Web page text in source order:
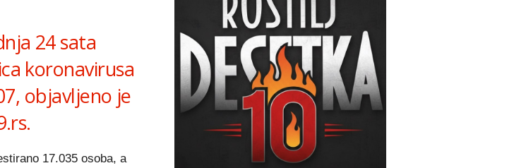
24 sata
koronavirusa
objavljeno je
17.035 osoba, a